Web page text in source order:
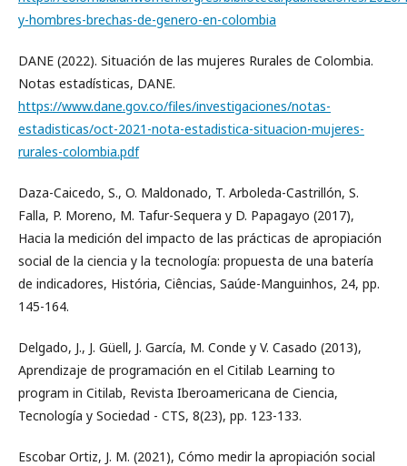
y-hombres-brechas-de-genero-en-colombia
DANE (2022). Situación de las mujeres Rurales de Colombia.
Notas estadísticas, DANE.
https://www.dane.gov.co/files/investigaciones/notas-
estadisticas/oct-2021-nota-estadistica-situacion-mujeres-
rurales-colombia.pdf
Daza-Caicedo, S., O. Maldonado, T. Arboleda-Castrillón, S.
Falla, P. Moreno, M. Tafur-Sequera y D. Papagayo (2017),
Hacia la medición del impacto de las prácticas de apropiación
social de la ciencia y la tecnología: propuesta de una batería
de indicadores, História, Ciências, Saúde-Manguinhos, 24, pp.
145-164.
Delgado, J., J. Güell, J. García, M. Conde y V. Casado (2013),
Aprendizaje de programación en el Citilab Learning to
program in Citilab, Revista Iberoamericana de Ciencia,
Tecnología y Sociedad - CTS, 8(23), pp. 123-133.
Escobar Ortiz, J. M. (2021), Cómo medir la apropiación social